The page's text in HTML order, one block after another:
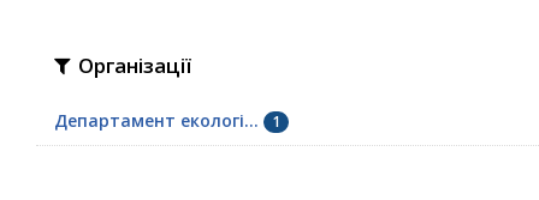
Організації
Департамент екологі... 1